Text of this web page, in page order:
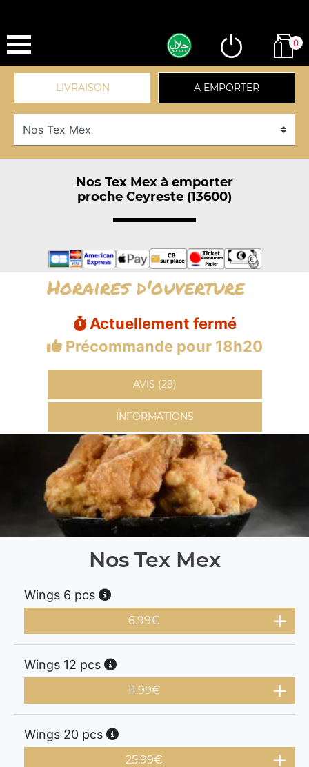
0
LIVRAISON A EMPORTER
Nos Tex Mex à emporter
proche Ceyreste (13600)
Horaires d'ouverture
Actuellement fermé
Précommande pour 18h20
AVIS (28)
INFORMATIONS
Nos Tex Mex
Wings 6 pcs
6.99€
Wings 12 pcs
11.99€
Wings 20 pcs
25.99€